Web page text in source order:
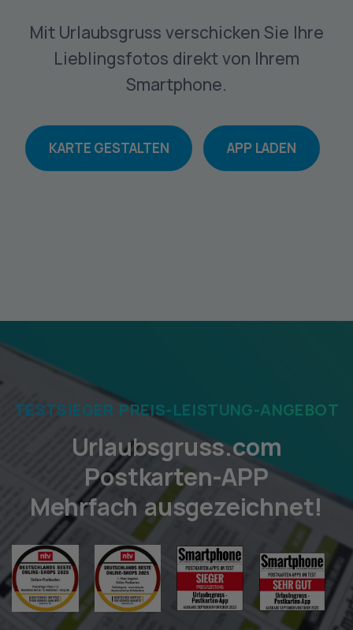
Mit Urlaubsgruss verschicken Sie Ihre
Lieblingsfotos direkt von Ihrem
Smartphone.
KARTE GESTALTEN APP LADEN
TESTSIEGER PREIS-LEISTUNG-ANGEBOT
Urlaubsgruss.com
Postkarten-APP
Mehrfach ausgezeichnet!